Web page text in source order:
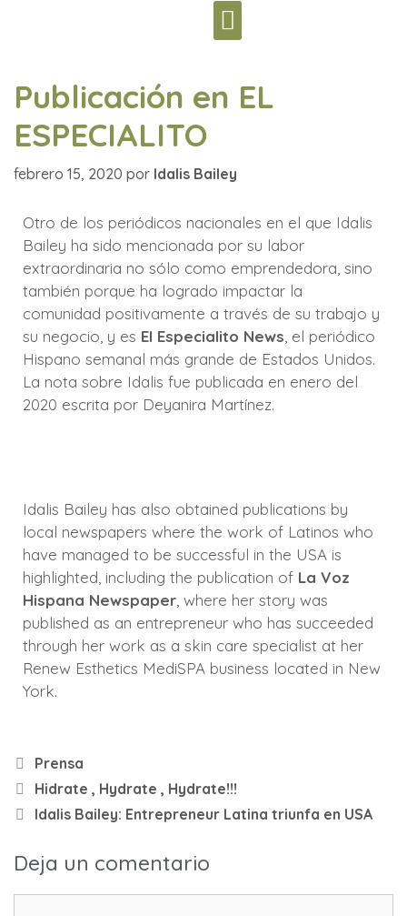
Publicación en EL
ESPECIALITO
febrero 15, 2020 por Idalis Bailey
Otro de los periódicos nacionales en el que Idalis
Bailey ha sido mencionada por su labor
extraordinaria no sólo como emprendedora, sino
también porque ha logrado impactar la
comunidad positivamente a través de su trabajo y
su negocio, y es El Especialito News , el periódico
Hispano semanal más grande de Estados Unidos.
La nota sobre Idalis fue publicada en enero del
2020 escrita por Deyanira Martínez.
Idalis Bailey has also obtained publications by
local newspapers where the work of Latinos who
have managed to be successful in the USA is
highlighted, including the publication of La Voz
Hispana Newspaper , where her story was
published as an entrepreneur who has succeeded
through her work as a skin care specialist at her
Renew Esthetics MediSPA business located in New
York.
Prensa
Hidrate , Hydrate , Hydrate!!!
Idalis Bailey: Entrepreneur Latina triunfa en USA
Deja un comentario